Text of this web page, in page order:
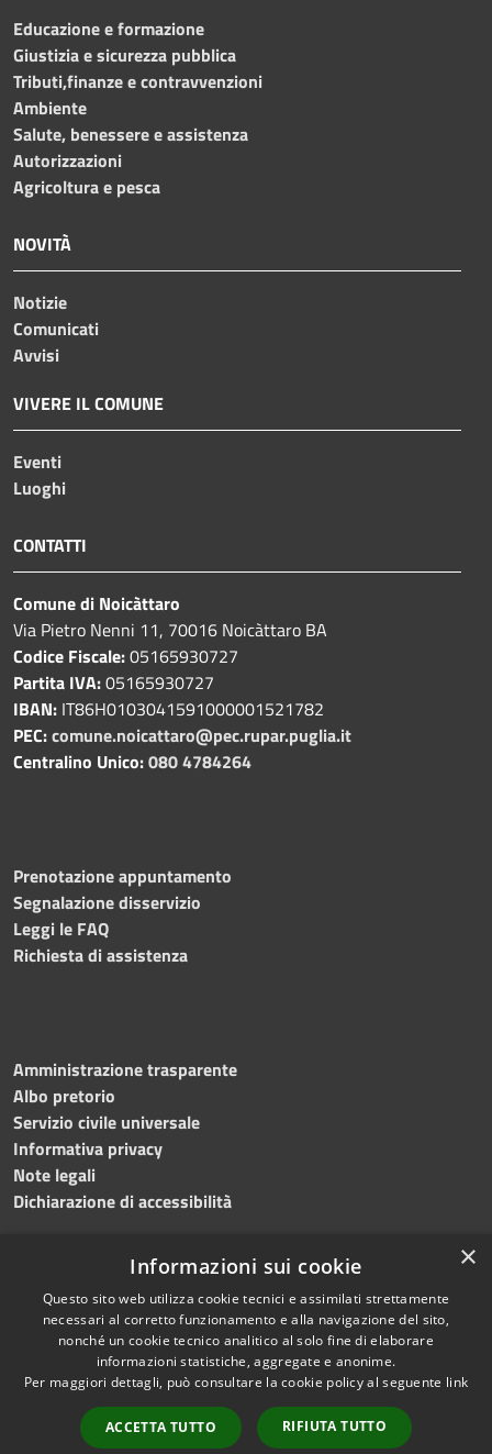
Educazione e formazione
Giustizia e sicurezza pubblica
Tributi,finanze e contravvenzioni
Ambiente
Salute, benessere e assistenza
Autorizzazioni
Agricoltura e pesca
NOVITÀ
Notizie
Comunicati
Avvisi
VIVERE IL COMUNE
Eventi
Luoghi
CONTATTI
Comune di Noicàttaro
Via Pietro Nenni 11, 70016 Noicàttaro BA
Codice Fiscale:05165930727
Partita IVA:05165930727
IBAN: IT86H0103041591000001521782
PEC:comune.noicattaro@pec.rupar.puglia.it
Centralino Unico:080 4784264
Prenotazione appuntamento
Segnalazione disservizio
Leggi le FAQ
Richiesta di assistenza
Amministrazione trasparente
Albo pretorio
Servizio civile universale
Informativa privacy
Note legali
Dichiarazione di accessibilità
RSS
Accessibilità
Cookie
Mappa del sito
Difensore civico
Copyright © 2023 •
Comune di Noicàttaro
Powered byMunicipium
Redazione•Portale
dipendente
×
Informazioni sui cookie
Questo sito web utilizza cookie tecnici e assimilati strettamente
necessari al corretto funzionamento e alla navigazione del sito,
nonché un cookie tecnico analitico al solo fine di elaborare
informazioni statistiche, aggregate e anonime.
Per maggiori dettagli, può consultare la cookie policy al seguente link
ACCETTA TUTTO RIFIUTA TUTTO